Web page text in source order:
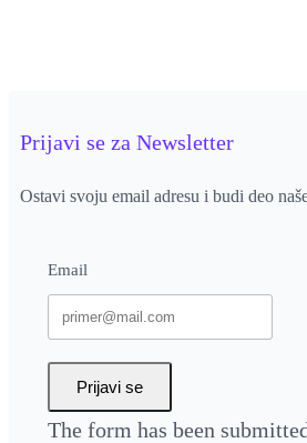
Prijavi se za Newsletter
Ostavi svoju email adresu i budi deo
Email
Prijavi se
The form has been